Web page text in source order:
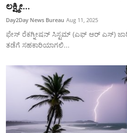
ಲಕ್ಷ್ಮೀ...
Day2Day News Bureau Aug 11, 2025
ಫೇಸ್ ರೆಕಗ್ನೀಷನ್ ಸಿಸ್ಟಮ್ (ಎಫ್ ಆರ್ ಎಸ್)
ತಡೆಗೆ ಸಹಕಾರಿಯಾಗಲಿ...